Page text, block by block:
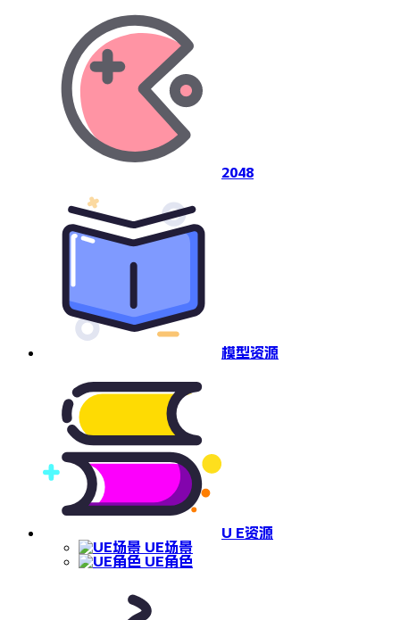
2048
模型资源
U E资源
UE场景
UE角色